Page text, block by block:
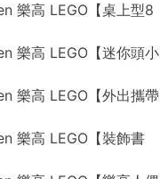
樂高 LEGO【桌上型8
樂高 LEGO【迷你頭小
樂高 LEGO【外出攜帶
樂高 LEGO【裝飾書